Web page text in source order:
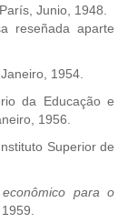
Junio, 1948.
reseñada aparte
1954.
da Educação e
1956.
Instituto Superior de
para o